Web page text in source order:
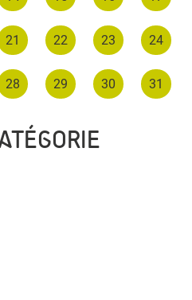
21 22 23 24
28 29 30 31